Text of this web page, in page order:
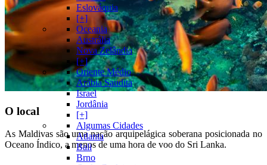
Eslováquia
[+]
Oceania
Austrália
Nova Zelândia
[+]
Oriente Médio
Arábia Saudita
Israel
Jordânia
[+]
Algumas Cidades
Atlanta
Bali
Brno
O local
As Maldivas são uma nação arquipelágica soberana posicionada no
Oceano Índico, a menos de uma hora de voo do Sri Lanka.